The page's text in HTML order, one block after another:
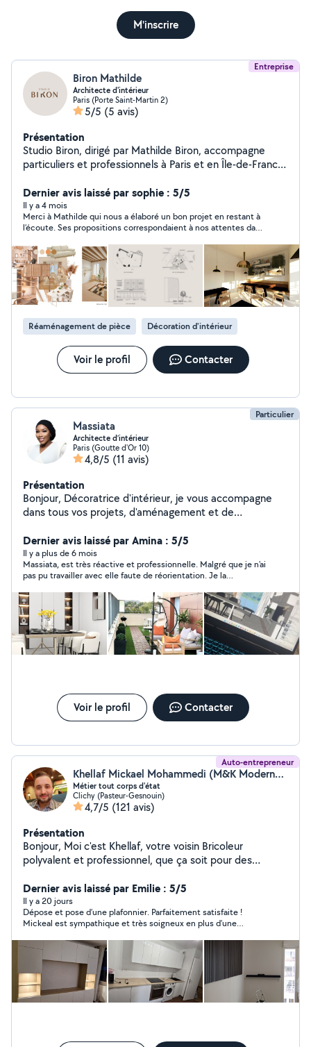
M'inscrire
Entreprise
Biron Mathilde
Architecte d'intérieur
Paris (Porte Saint-Martin 2)
5/5 (5 avis)
Présentation
Studio Biron, dirigé par Mathilde Biron, accompagne
particuliers et professionnels à Paris et en Île-de-France
décoration sur mesure. Chaque projet est conçu
comme une création unique, mêlant esthétique, confort
et personnalité, avec un accompagnement clé en main
des esquisses jusqu'à la livraison du chantier.
Dernier avis laissé par sophie : 5/5
Il y a 4 mois
Merci à Mathilde qui nous a élaboré un bon projet en restant à
l’écoute. Ses propositions correspondaient à nos attentes dans
Réaménagement de pièce Décoration d'intérieur
Voir le profil Contacter
Particulier
Massiata
Architecte d’intérieur
Paris (Goutte d'Or 10)
4,8/5 (11 avis)
Présentation
Bonjour, Décoratrice d'intérieur, je vous accompagne
dans tous vos projets, d'aménagement et de
fonctionnels, parfaitement intégrés à votre style de vie.
Dernier avis laissé par Amina : 5/5
Il y a plus de 6 mois
Massiata, est très réactive et professionnelle. Malgré que je n'ai
pas pu travailler avec elle faute de réorientation. Je la
Voir le profil Contacter
Auto-entrepreneur
Khellaf Mickael Mohammedi (M&K ModernestDecor)
Métier tout corps d'état
Clichy (Pasteur-Gesnouin)
4,7/5 (121 avis)
Présentation
Bonjour, Moi c'est Khellaf, votre voisin Bricoleur
polyvalent et professionnel, que ça soit pour des
des projets d'agencement et de décoration d'intérieur,
montage de meubles et pose de cuisines équipées,
travaux d'électricité, peintures, plomberie... Je
m'occupe de tout corps d'état avec soins et expertise.
N'hésitez pas à me contacter pour vos besoins en
bricolage ou en travaux. A très vite. Khellaf
Dernier avis laissé par Emilie : 5/5
Il y a 20 jours
Dépose et pose d’une plafonnier. Parfaitement satisfaite !
Mickeal est sympathique et très soigneux en plus d’une